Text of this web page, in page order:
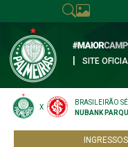
SITE
X
BRASILEIRÃO
NUBANK
INGRESSOS